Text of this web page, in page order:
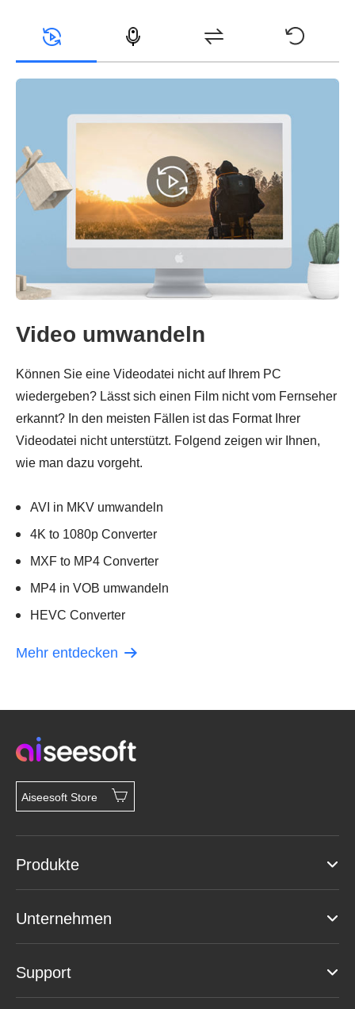
Video umwandeln
Können Sie eine Videodatei nicht auf Ihrem PC
wiedergeben? Lässt sich einen Film nicht vom Fernseher
erkannt? In den meisten Fällen ist das Format Ihrer
Videodatei nicht unterstützt. Folgend zeigen wir Ihnen,
wie man dazu vorgeht.
AVI in MKV umwandeln
4K to 1080p Converter
MXF to MP4 Converter
MP4 in VOB umwandeln
HEVC Converter
Mehr entdecken
Aiseesoft Store
Produkte
Unternehmen
Support